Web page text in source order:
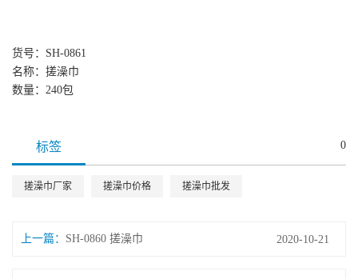
货号：SH-0861
名称：搓澡巾
数量：240包
标签 0
搓澡巾厂家 搓澡巾价格 搓澡巾批发
上一篇： SH-0860 搓澡巾 2020-10-21